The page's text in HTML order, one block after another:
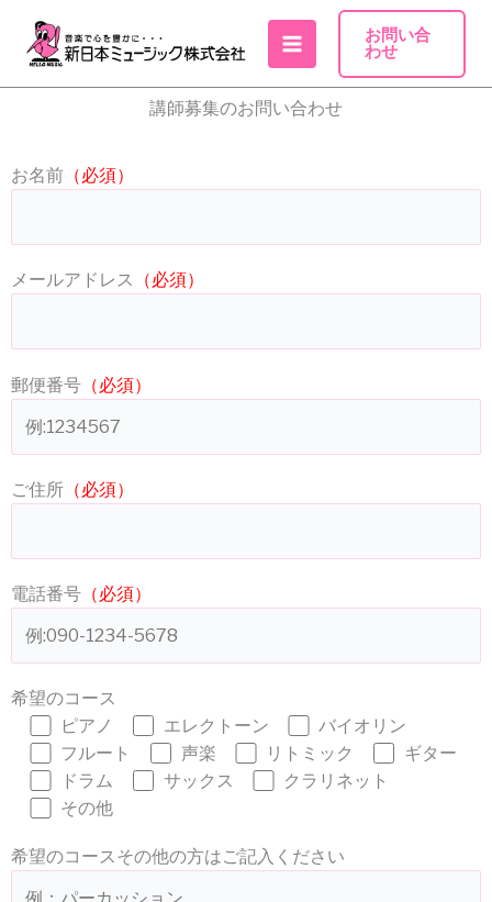
ス
プ
お問い合
わせ
講師募集のお問い合わせ
お名前 （必須）
メールアドレス （必須）
郵便番号 （必須）
ご住所 （必須）
電話番号 （必須）
希望のコース
ピアノ
エレクトーン
バイオリン
フルート
声楽 リトミック
ギター
ドラム
サックス
クラリネット
その他
希望のコースその他の方はご記入ください